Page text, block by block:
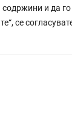
и да
се